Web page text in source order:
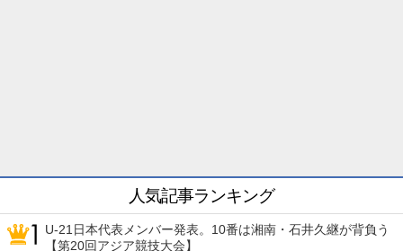
人気記事ランキング
U-21日本代表メンバー発表。10番は湘南・石井久継が背負う
【第20回アジア競技大会】